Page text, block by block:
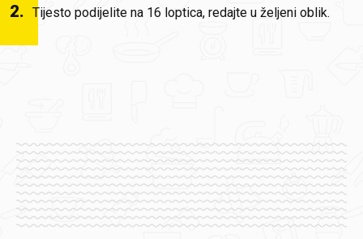
2. Tijesto podijelite na 16 loptica, redajte u željeni oblik.